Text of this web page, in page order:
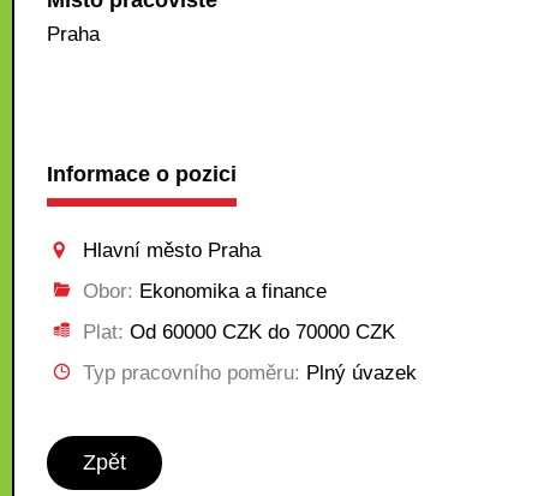
Praha
Informace o pozici
Hlavní město Praha
Obor: Ekonomika a finance
Plat: Od 60000 CZK do 70000 CZK
Typ pracovního poměru: Plný úvazek
Zpět